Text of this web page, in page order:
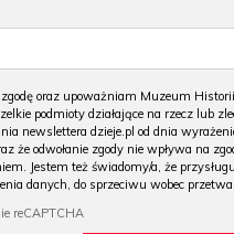
oraz upoważniam Muzeum
podmioty działające na rzecz lub
newslettera dzieje.pl od dnia
że odwołanie zgody nie wpływa na
Jestem też świadomy/a, że
danych, do sprzeciwu wobec